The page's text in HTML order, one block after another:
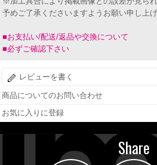
予めご了承くださいますようお願い申し上げ
■お支払い/配送/返品や交換について
■必ずご確認下さい
レビューを書く
商品についてのお問い合わせ
お気に入りに登録
Share